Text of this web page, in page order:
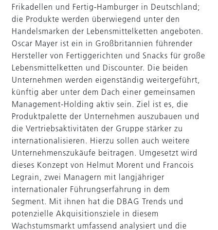
Frikadellen und Fertig-Hamburger in Deutschland;
die Produkte werden überwiegend unter den
Handelsmarken der Lebensmittelketten angeboten.
Oscar Mayer ist ein in Großbritannien führender
Hersteller von Fertiggerichten und Snacks für große
Lebensmittelketten und Discounter. Die beiden
Unternehmen werden eigenständig weitergeführt,
künftig aber unter dem Dach einer gemeinsamen
Management-Holding aktiv sein. Ziel ist es, die
Produktpalette der Unternehmen auszubauen und
die Vertriebsaktivitäten der Gruppe stärker zu
internationalisieren. Hierzu sollen auch weitere
Unternehmenszukäufe beitragen. Umgesetzt wird
dieses Konzept von Helmut Morent und Francois
Legrain, zwei Managern mit langjähriger
internationaler Führungserfahrung in dem
Segment. Mit ihnen hat die DBAG Trends und
potenzielle Akquisitionsziele in diesem
Wachstumsmarkt umfassend analysiert und die